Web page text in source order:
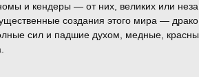
и кендеры — от них, великих или
создания этого мира —
сил и падшие духом, медные,